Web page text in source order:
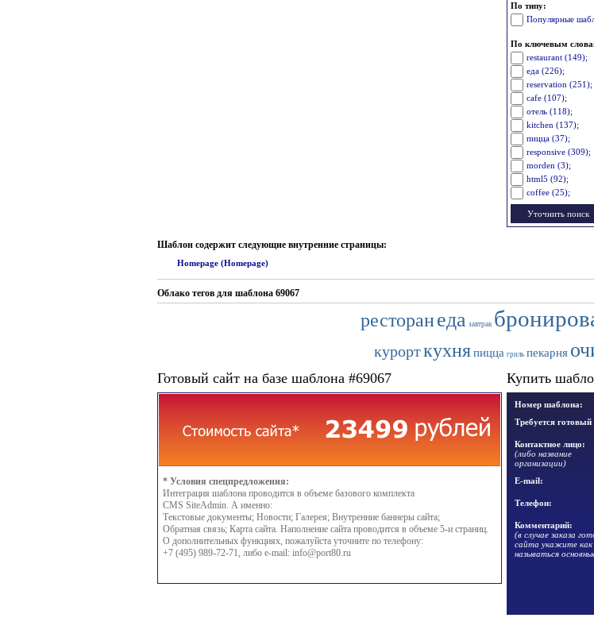
По типу:
Популярные
По ключевым
restaurant (149);
еда (226);
reservation (251);
cafe (107);
отель (118);
kitchen (137);
пицца (37);
responsive (309);
morden (3);
html5 (92);
coffee (25);
Шаблон содержит следующие внутренние страницы:
Homepage (Homepage)
Облако тегов для шаблона 69067
ресторанеда завтрак
курорткухня пицца гриль пекарня
Готовый сайт на базе шаблона #69067
* Условия спецпредложения:
Интеграция шаблона проводится в объеме базового комплекта
CMS SiteAdmin. А именно:
Текстовые документы; Новости; Галерея; Внутренние баннеры сайта;
Обратная связь; Карта сайта. Наполнение сайта проводится в объеме 5-и страниц.
О дополнительных функциях, пожалуйста уточните по телефону:
+7 (495) 989-72-71, либо e-mail: info@port80.ru
Купить
Номер шаблона:
Требуется готовый
Контактное лицо:
(либо название
организации)
E-mail:
Телефон:
Комментарий:
(в случае заказа
сайта укажите как
называться